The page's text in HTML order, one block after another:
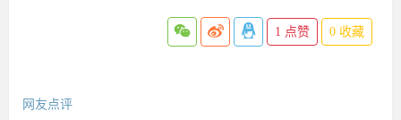
1 点赞 0 收藏
网友点评